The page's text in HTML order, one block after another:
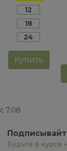
мальчиков
12
18
24
Купить
с 7.08
Будьте в